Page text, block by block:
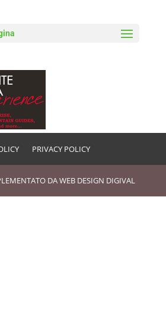
PRIVACY POLICY
DAWEB DESIGN DIGIVAL